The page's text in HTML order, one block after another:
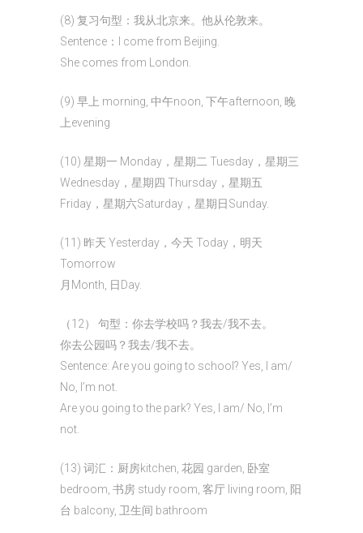
(8) 复习句型：我从北京来。他从伦敦来。
Sentence：I come from Beijing.
She comes from London.
(9) 早上 morning, 中午noon, 下午afternoon, 晚
上evening
(10) 星期一 Monday，星期二 Tuesday，星期三
Wednesday，星期四 Thursday，星期五
Friday，星期六Saturday，星期日Sunday.
(11) 昨天 Yesterday，今天 Today，明天
Tomorrow
月Month, 日Day.
（12） 句型：你去学校吗？我去/我不去。
你去公园吗？我去/我不去。
Sentence: Are you going to school? Yes, I am/
No, I’m not.
Are you going to the park? Yes, I am/ No, I’m
not.
(13) 词汇：厨房kitchen, 花园 garden, 卧室
bedroom, 书房 study room, 客厅 living room, 阳
台 balcony, 卫生间 bathroom